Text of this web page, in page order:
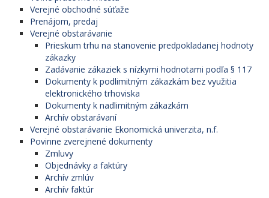
Verejné obchodné súťaže
Prenájom, predaj
Verejné obstarávanie
Prieskum trhu na stanovenie predpokladanej hodnoty
zákazky
Zadávanie zákaziek s nízkymi hodnotami podľa § 117
Dokumenty k podlimitným zákazkám bez využitia
elektronického trhoviska
Dokumenty k nadlimitným zákazkám
Archív obstarávaní
Verejné obstarávanie Ekonomická univerzita, n.f.
Povinne zverejnené dokumenty
Zmluvy
Objednávky a faktúry
Archív zmlúv
Archív faktúr